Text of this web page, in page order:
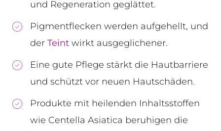
und Regeneration geglättet.
Pigmentflecken werden aufgehellt, und
der Teint wirkt ausgeglichener.
Eine gute Pflege stärkt die Hautbarriere
und schützt vor neuen Hautschäden.
Produkte mit heilenden Inhaltsstoffen
wie Centella Asiatica beruhigen die